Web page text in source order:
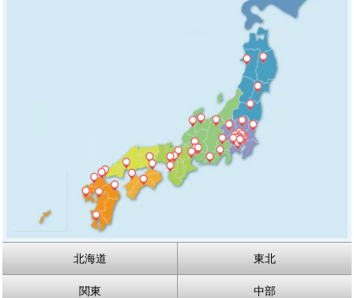
北海道 東北
関東 中部